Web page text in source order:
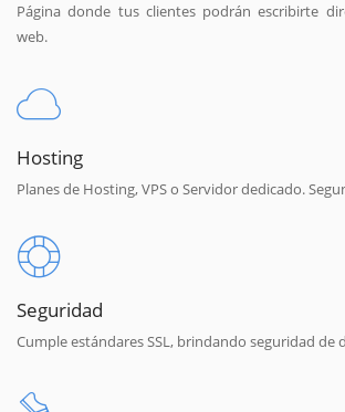
Página donde tus clientes podrán escribirte
web.
Hosting
Planes de Hosting, VPS o Servidor dedicado.
Seguridad
Cumple estándares SSL, brindando seguridad de